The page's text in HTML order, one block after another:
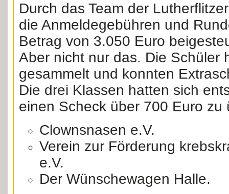
Durch das Team der
die Anmeldegebühren und
Betrag von 3.050 Euro
Aber nicht nur das. Die Schüler
gesammelt und konnten
Die drei Klassen hatten sich
einen Scheck über 700 Euro zu
Clownsnasen e.V.
Verein zur Förderung
e.V.
Der Wünschewagen Halle.